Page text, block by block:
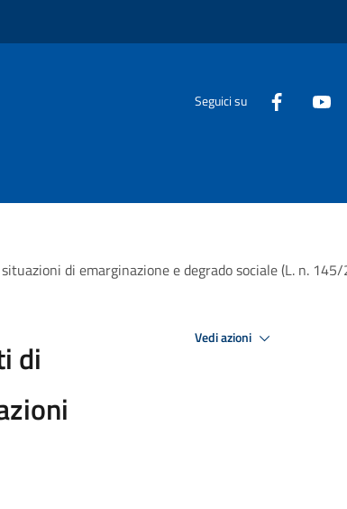
Seguici su
di emarginazione e degrado sociale (L. n. 145/
di
Vedi azioni